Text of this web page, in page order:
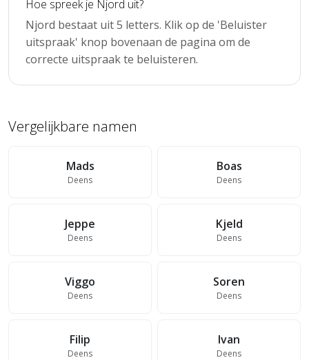
Hoe spreek je Njord uit?
Njord bestaat uit 5 letters. Klik op de 'Beluister
uitspraak' knop bovenaan de pagina om de
correcte uitspraak te beluisteren.
Vergelijkbare namen
Mads
Deens
Boas
Deens
Jeppe
Deens
Kjeld
Deens
Viggo
Deens
Soren
Deens
Filip
Deens
Ivan
Deens